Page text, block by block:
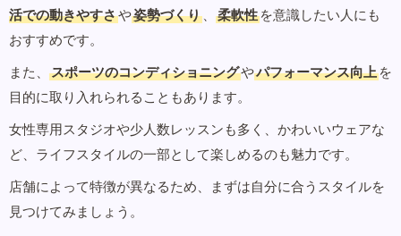
活での動きやすさや姿勢づくり 、 柔軟性 を意識したい人にも
おすすめです。
また、
スポーツのコンディショニングやパフォーマンス向上 を
目的に取り入れられることもあります。
女性専用スタジオや少人数レッスンも多く、かわいいウェアな
ど、ライフスタイルの一部として楽しめるのも魅力です。
店舗によって特徴が異なるため、まずは自分に合うスタイルを
見つけてみましょう。